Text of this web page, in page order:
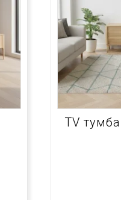
TV